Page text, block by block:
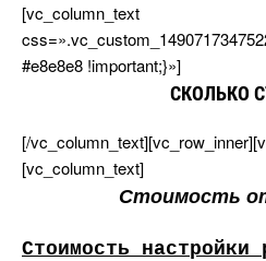
[vc_column_text
#e8e8e8 !important;}»]
СКОЛЬКО
[/
[vc_column_text]
Стоимость
Стоимость настройки